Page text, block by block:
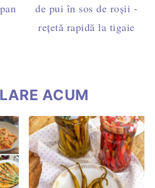
de pui în sos de roșii -
rețetă rapidă la tigaie
ACUM